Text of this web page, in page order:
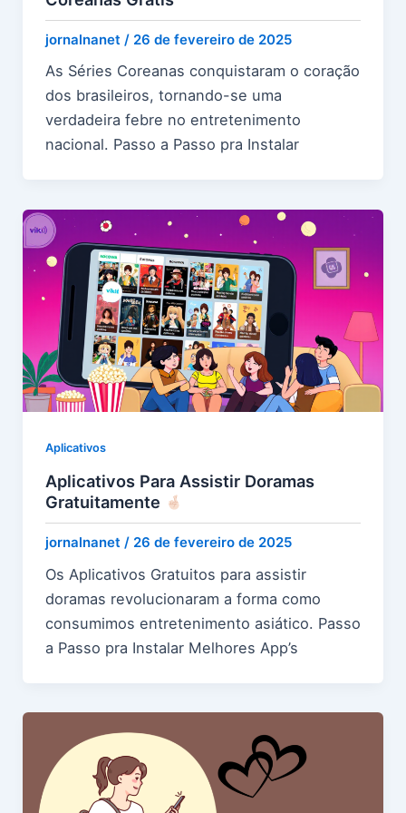
jornalnanet / 26 de fevereiro de 2025
As Séries Coreanas conquistaram o coração
dos brasileiros, tornando-se uma
verdadeira febre no entretenimento
nacional. Passo a Passo pra Instalar
Aplicativos
Aplicativos Para Assistir Doramas
Gratuitamente
jornalnanet / 26 de fevereiro de 2025
Os Aplicativos Gratuitos para assistir
doramas revolucionaram a forma como
consumimos entretenimento asiático. Passo
a Passo pra Instalar Melhores App’s